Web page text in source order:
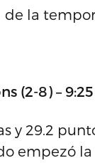
de la
(2-8) –
y 29.2
empezó